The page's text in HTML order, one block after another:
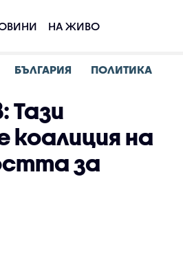
НА ЖИВО
БЪЛГАРИЯ ПОЛИТИКА
Тази
коалиция на
за